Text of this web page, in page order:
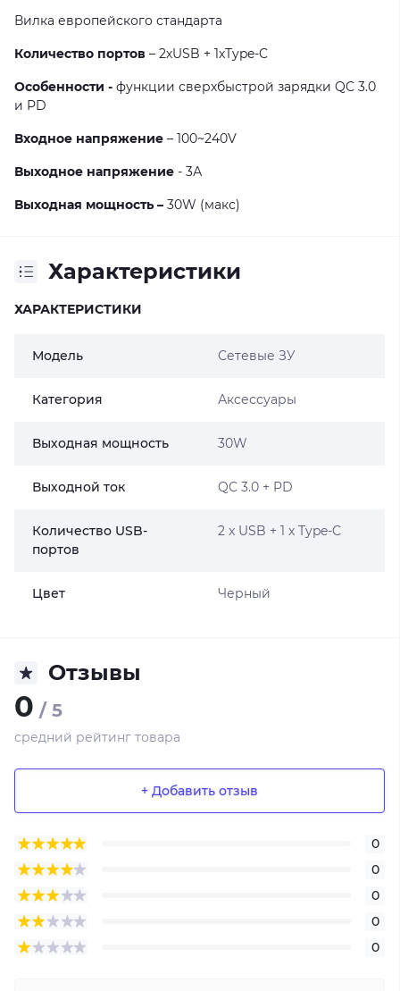
Вилка европейского стандарта
Количество портов – 2хUSB + 1хType-C
Особенности - функции сверхбыстрой зарядки QC 3.0
и PD
Входное напряжение – 100~240V
Выходное напряжение - 3А
Выходная мощность – 30W (макс)
Характеристики
ХАРАКТЕРИСТИКИ
Модель Сетевые ЗУ
Категория Аксессуары
Выходная мощность 30W
Выходной ток QC 3.0 + PD
Количество USB-
портов
2 x USB + 1 x Type-C
Цвет Черный
Отзывы
0 / 5
средний рейтинг товара
+ Добавить отзыв
0
0
0
0
0